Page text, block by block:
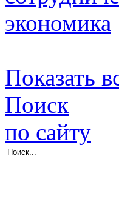
экономика
Показать
Поиск
по сайту